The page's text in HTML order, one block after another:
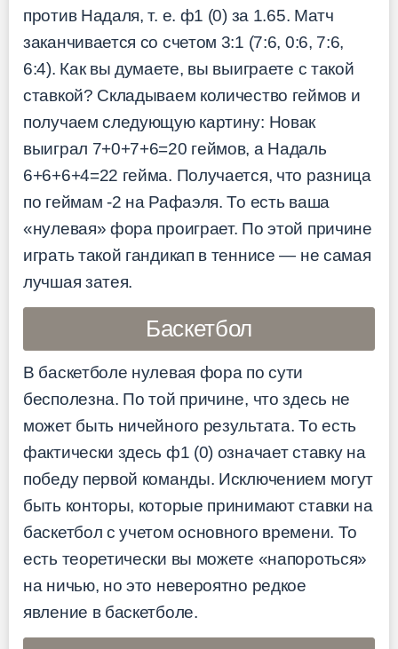
против Надаля, т. е. ф1 (0) за 1.65. Матч
заканчивается со счетом 3:1 (7:6, 0:6, 7:6,
6:4). Как вы думаете, вы выиграете с такой
ставкой? Складываем количество геймов и
получаем следующую картину: Новак
выиграл 7+0+7+6=20 геймов, а Надаль
6+6+6+4=22 гейма. Получается, что разница
по геймам -2 на Рафаэля. То есть ваша
«нулевая» фора проиграет. По этой причине
играть такой гандикап в теннисе — не самая
лучшая затея.
Баскетбол
В баскетболе нулевая фора по сути
бесполезна. По той причине, что здесь не
может быть ничейного результата. То есть
фактически здесь ф1 (0) означает ставку на
победу первой команды. Исключением могут
быть конторы, которые принимают ставки на
баскетбол с учетом основного времени. То
есть теоретически вы можете «напороться»
на ничью, но это невероятно редкое
явление в баскетболе.